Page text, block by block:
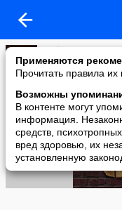
Применяются
Прочитать правила
Возможны
В контенте могут
информация.
средств,
вред здоровью, их
установленную
Мафия Рулетка
added a photo
16 Feb в 13:08